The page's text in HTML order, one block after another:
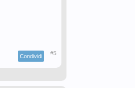
Condividi #5